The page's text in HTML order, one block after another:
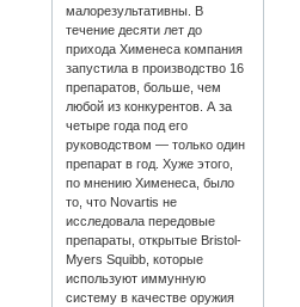
малорезультативны. В
течение десяти лет до
прихода Хименеса компания
запустила в производство 16
препаратов, больше, чем
любой из конкурентов. А за
четыре года под его
руководством — только один
препарат в год. Хуже этого,
по мнению Хименеса, было
то, что Novartis не
исследовала передовые
препараты, открытые Bristol-
Myers Squibb, которые
используют иммунную
систему в качестве оружия